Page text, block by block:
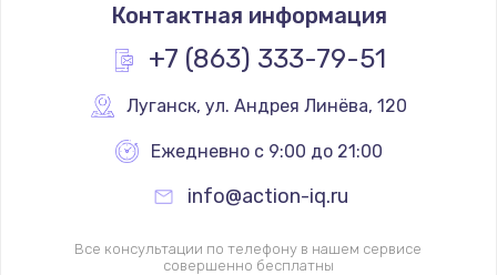
Контактная информация
+7 (863) 333-79-51
Луганск, ул. Андрея Линёва, 120
Ежедневно с 9:00 до 21:00
info@action-iq.ru
Все консультации по телефону в нашем сервисе
совершенно бесплатны